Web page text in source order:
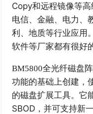
Copy和远程镜像等高
电信、金融、电力、
利、地质等行业应用
软件等厂家都有很好
BM5800全光纤磁盘
功能的基础上创建，
的磁盘扩展工具。它
SBOD ，并可支持新